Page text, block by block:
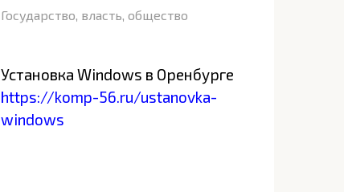
Государство, власть, общество
Установка Windows в Оренбурге
https://komp-56.ru/ustanovka-
windows